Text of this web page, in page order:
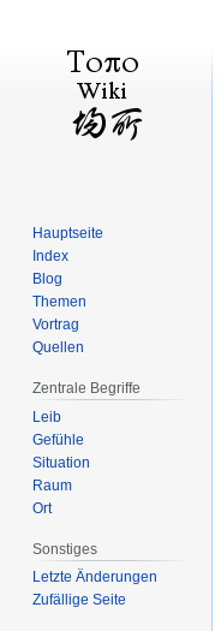
Hauptseite
Index
Blog
Themen
Vortrag
Quellen
Zentrale Begriffe
Leib
Gefühle
Situation
Raum
Ort
Sonstiges
Letzte Änderungen
Zufällige Seite